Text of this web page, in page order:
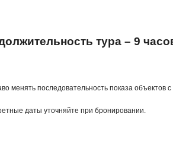
тура – 9
менять последовательность показа объектов
даты уточняйте при бронировании.